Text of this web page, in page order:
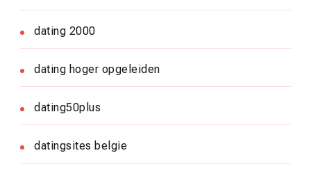
dating 2000
dating hoger opgeleiden
dating50plus
datingsites belgie